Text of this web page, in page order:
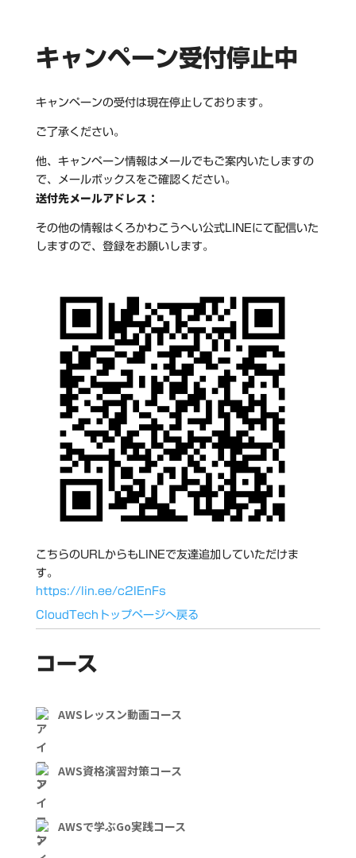
キャンペーン受付停止中
キャンペーンの受付は現在停止しております。
ご了承ください。
他、キャンペーン情報はメールでもご案内いたしますの
で、メールボックスをご確認ください。
送付先メールアドレス：
その他の情報はくろかわこうへい公式LINEにて配信いた
しますので、登録をお願いします。
こちらのURLからもLINEで友達追加していただけま
す。
https://lin.ee/c2IEnFs
CloudTechトップページへ戻る
コース
AWSレッスン動画コース
AWS資格演習対策コース
AWSで学ぶGo実践コース